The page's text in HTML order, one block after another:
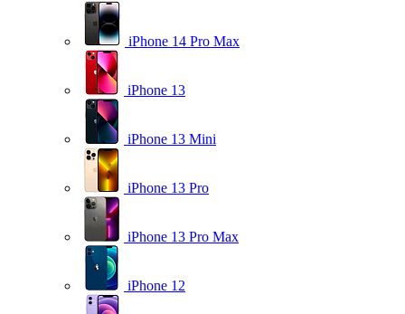
iPhone 14 Pro Max
iPhone 13
iPhone 13 Mini
iPhone 13 Pro
iPhone 13 Pro Max
iPhone 12